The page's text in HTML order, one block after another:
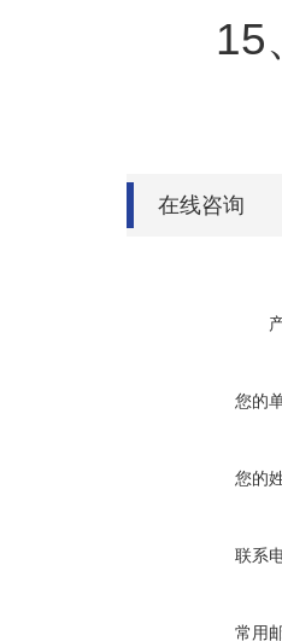
15、
在线咨询
您的
您的
联系
常用